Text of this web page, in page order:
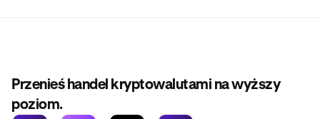
Przenieś handel kryptowalutami na wyższy
poziom.